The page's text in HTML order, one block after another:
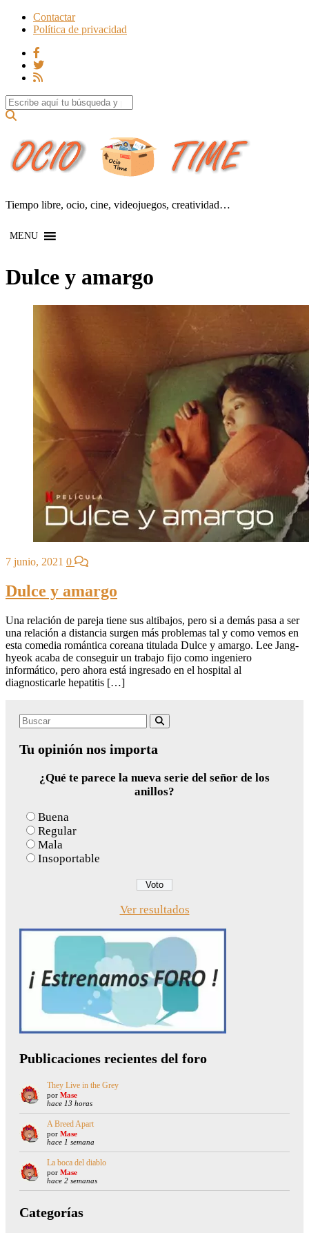
Contactar
Política de privacidad
Search for:
Tiempo libre, ocio, cine, videojuegos, creatividad…
MENU
Dulce y amargo
7 junio, 2021 0
Dulce y amargo
Una relación de pareja tiene sus altibajos, pero si a demás pasa a ser
una relación a distancia surgen más problemas tal y como vemos en
esta comedia romántica coreana titulada Dulce y amargo. Lee Jang-
hyeok acaba de conseguir un trabajo fijo como ingeniero
informático, pero ahora está ingresado en el hospital al
diagnosticarle hepatitis […]
Search
Tu opinión nos importa
¿Qué te parece la nueva serie del señor de los
anillos?
Buena
Regular
Mala
Insoportable
Ver resultados
Publicaciones recientes del foro
They Live in the Grey
por Mase
hace 13 horas
A Breed Apart
por Mase
hace 1 semana
La boca del diablo
por Mase
hace 2 semanas
Categorías